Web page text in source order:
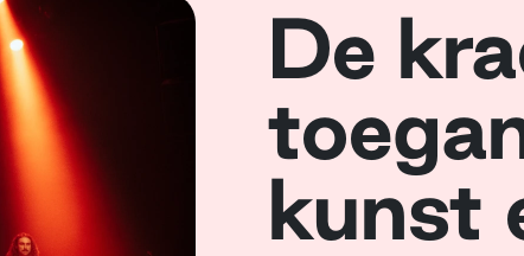
De
kunst